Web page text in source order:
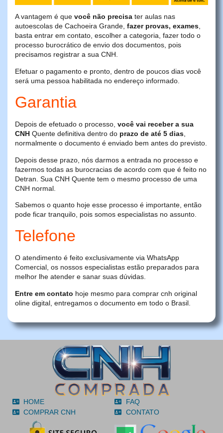
A vantagem é que você não precisa ter aulas nas
autoescolas de Cachoeira Grande, fazer provas, exames,
basta entrar em contato, escolher a categoria, fazer todo o
processo burocrático de envio dos documentos, pois
precisamos registrar a sua CNH.
Efetuar o pagamento e pronto, dentro de poucos dias você
será uma pessoa habilitada no endereço informado.
Garantia
Depois de efetuado o processo, você vai receber a sua
CNH Quente definitiva dentro do prazo de até 5 dias,
normalmente o documento é enviado bem antes do previsto.
Depois desse prazo, nós darmos a entrada no processo e
fazermos todas as burocracias de acordo com que é feito no
Detran. Sua CNH Quente tem o mesmo processo de uma
CNH normal.
Sabemos o quanto hoje esse processo é importante, então
pode ficar tranquilo, pois somos especialistas no assunto.
Telefone
O atendimento é feito exclusivamente via WhatsApp
Comercial, os nossos especialistas estão preparados para
melhor lhe atender e sanar suas dúvidas.
Entre em contato hoje mesmo para comprar cnh original
oline digital, entregamos o documento em todo o Brasil.
HOME
COMPRAR CNH
FAQ
CONTATO